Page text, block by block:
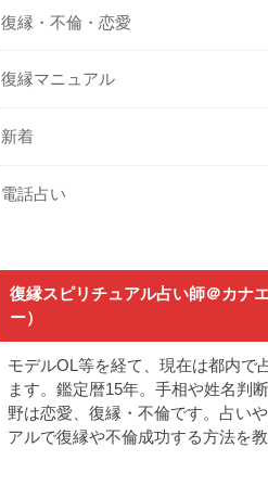
復縁・不倫・恋愛
復縁マニュアル
新着
電話占い
復縁スピリチュアル占い師＠カナ
ー）
モデルOL等を経て、現在は都内で
ます。鑑定暦15年。手相や姓名判
野は恋愛、復縁・不倫です。占い
アルで復縁や不倫成功する方法を教